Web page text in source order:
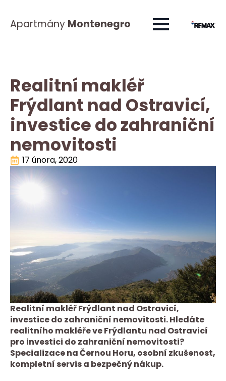
Apartmány Montenegro
Realitní makléř
Frýdlant nad Ostravicí,
investice do zahraniční
nemovitosti
17 února, 2020
Realitní makléř Frýdlant nad Ostravicí,
investice do zahraniční nemovitosti. Hledáte
realitního makléře ve Frýdlantu nad Ostravicí
pro investici do zahraniční nemovitosti?
Specializace na Černou Horu, osobní zkušenost,
kompletní servis a bezpečný nákup.